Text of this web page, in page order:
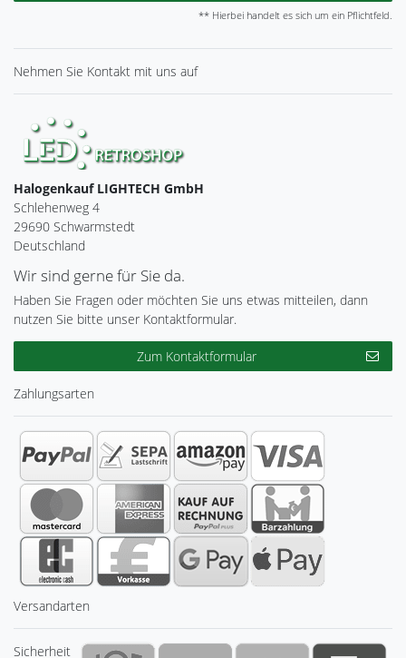
** Hierbei handelt es sich um ein Pflichtfeld.
Nehmen Sie Kontakt mit uns auf
Halogenkauf LIGHTECH GmbH
Schlehenweg 4
29690 Schwarmstedt
Deutschland
Wir sind gerne für Sie da.
Haben Sie Fragen oder möchten Sie uns etwas mitteilen, dann
nutzen Sie bitte unser Kontaktformular.
Zum Kontaktformular
Zahlungsarten
Versandarten
Sicherheit